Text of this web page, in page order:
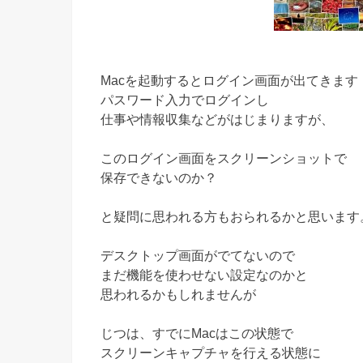
Macを起動するとログイン画面が出てきます
パスワード入力でログインし
仕事や情報収集などがはじまりますが、
このログイン画面をスクリーンショットで
保存できないのか？
と疑問に思われる方もおられるかと思います
デスクトップ画面がでてないので
まだ機能を使わせない設定なのかと
思われるかもしれませんが
じつは、すでにMacはこの状態で
スクリーンキャプチャを行える状態に